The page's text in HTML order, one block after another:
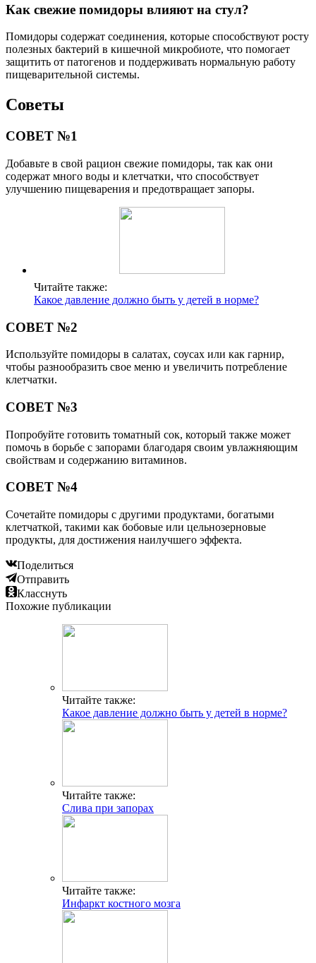
Как свежие помидоры влияют на стул?
Помидоры содержат соединения, которые способствуют росту
полезных бактерий в кишечной микробиоте, что помогает
защитить от патогенов и поддерживать нормальную работу
пищеварительной системы.
Советы
СОВЕТ №1
Добавьте в свой рацион свежие помидоры, так как они
содержат много воды и клетчатки, что способствует
улучшению пищеварения и предотвращает запоры.
Читайте также:
Какое давление должно быть у детей в норме?
СОВЕТ №2
Используйте помидоры в салатах, соусах или как гарнир,
чтобы разнообразить свое меню и увеличить потребление
клетчатки.
СОВЕТ №3
Попробуйте готовить томатный сок, который также может
помочь в борьбе с запорами благодаря своим увлажняющим
свойствам и содержанию витаминов.
СОВЕТ №4
Сочетайте помидоры с другими продуктами, богатыми
клетчаткой, такими как бобовые или цельнозерновые
продукты, для достижения наилучшего эффекта.
Поделиться
Отправить
Класснуть
Похожие публикации
Читайте также:
Какое давление должно быть у детей в норме?
Читайте также:
Слива при запорах
Читайте также:
Инфаркт костного мозга